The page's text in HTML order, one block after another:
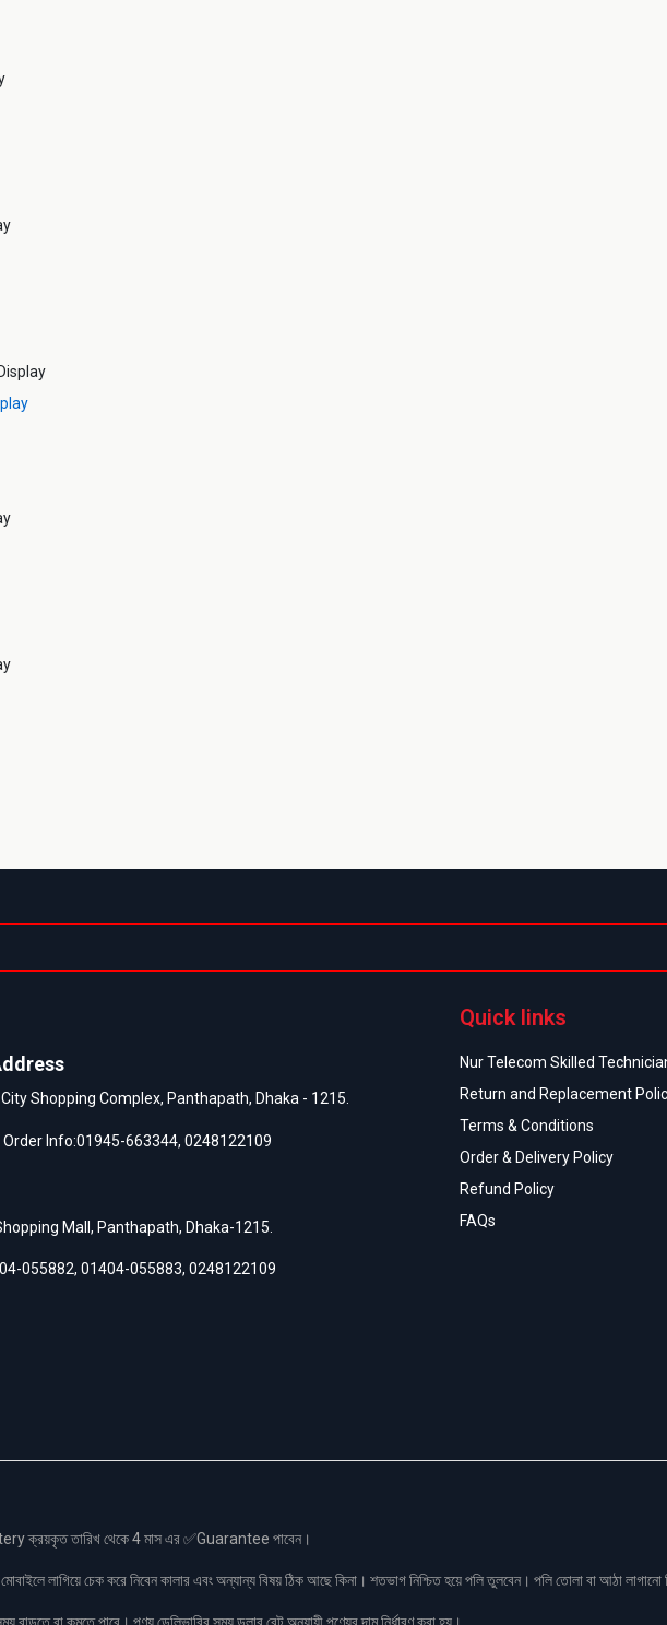
Shopping Complex, Panthapath, Dhaka - 1215.
Order Info:01945-663344, 0248122109
Mall, Panthapath, Dhaka-1215.
055882, 01404-055883, 0248122109
Quick links
Nur Telecom Skilled
Return and Replacement
Terms & Conditions
Order & Delivery Policy
Refund Policy
FAQs
ক্রয়কৃত তারিখ থেকে 4 মাস এর ✅Guarantee পাবেন।
লাগিয়ে চেক করে নিবেন কালার এবং অন্যান্য বিষয় ঠিক আছে কিনা। শতভাগ নিশ্চিত হয়ে পলি তুলবেন। পলি তোলা বা আঠা
বা কমতে পারে। পণ্য ডেলিভারির সময় ডলার রেট অনুযায়ী পণ্যের দাম নির্ধারণ করা হয়।